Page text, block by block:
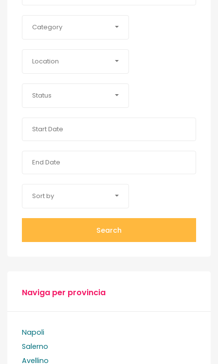
Category
Location
Status
Sort by
Search
Naviga per provincia
Napoli
Salerno
Avellino